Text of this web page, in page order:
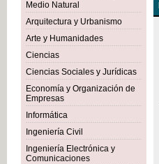
Medio Natural
Arquitectura y Urbanismo
Arte y Humanidades
Ciencias
Ciencias Sociales y Jurídicas
Economía y Organización de
Empresas
Informática
Ingeniería Civil
Ingeniería Electrónica y
Comunicaciones